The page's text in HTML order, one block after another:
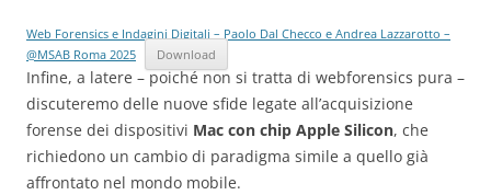
Web Forensics e Indagini Digitali – Paolo Dal Checco e Andrea Lazzarotto –
@MSAB Roma 2025
Download
Infine, a latere – poiché non si tratta di webforensics pura –
discuteremo delle nuove sfide legate all’acquisizione
forense dei dispositivi Mac con chip Apple Silicon, che
richiedono un cambio di paradigma simile a quello già
affrontato nel mondo mobile.